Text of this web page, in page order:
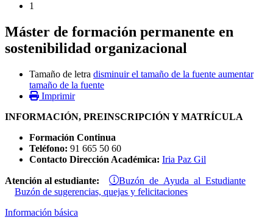
1
Máster de formación permanente en
sostenibilidad organizacional
Tamaño de letra disminuir el tamaño de la fuente aumentar
tamaño de la fuente
Imprimir
INFORMACIÓN, PREINSCRIPCIÓN Y MATRÍCULA
Formación Continua
Teléfono: 91 665 50 60
Contacto Dirección Académica: Iria Paz Gil
Atención al estudiante: Buzón de Ayuda al Estudiante
Buzón de sugerencias, quejas y felicitaciones
Información básica